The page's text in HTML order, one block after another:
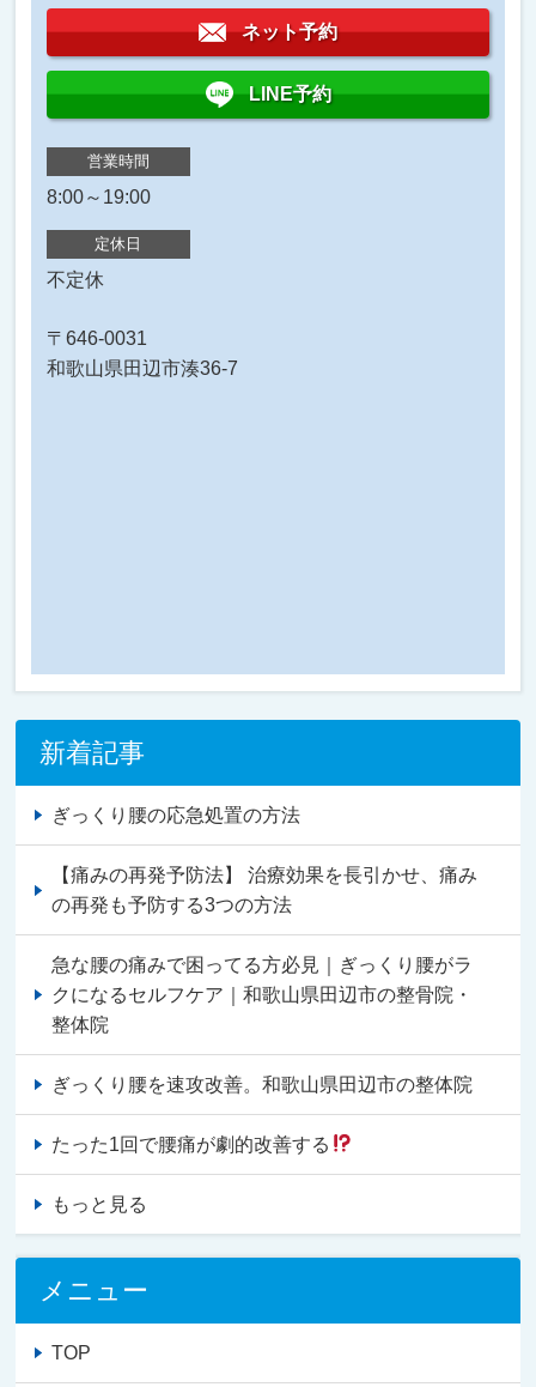
ネット予約
LINE予約
営業時間
8:00～19:00
定休日
不定休
〒646-0031
和歌山県田辺市湊36-7
新着記事
ぎっくり腰の応急処置の方法
【痛みの再発予防法】 治療効果を長引かせ、痛み
の再発も予防する3つの方法
急な腰の痛みで困ってる方必見｜ぎっくり腰がラ
クになるセルフケア｜和歌山県田辺市の整骨院・
整体院
ぎっくり腰を速攻改善。和歌山県田辺市の整体院
たった1回で腰痛が劇的改善する
もっと見る
メニュー
TOP